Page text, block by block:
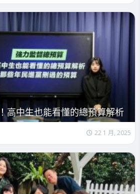
高中生也能看懂的總預算解析
22 1 月, 2025